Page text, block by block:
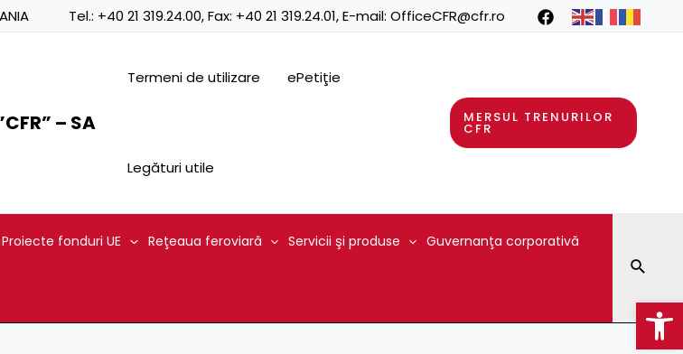
Tel.: +40 21 319.24.00, Fax: +40 21 319.24.01, E-mail: OfficeCFR@cfr.ro
– SA
Termeni de utilizare ePetiţie
Legături utile
MERSUL TRENURILOR
CFR
Proiecte fonduri UE Reţeaua feroviară Servicii şi produse Guvernanţa corporativă